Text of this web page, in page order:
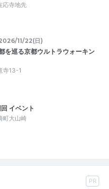
応寺地先
11/22(日)
巡る京都ウルトラウォーキン
寺13-1
イベント
町大山崎
PR